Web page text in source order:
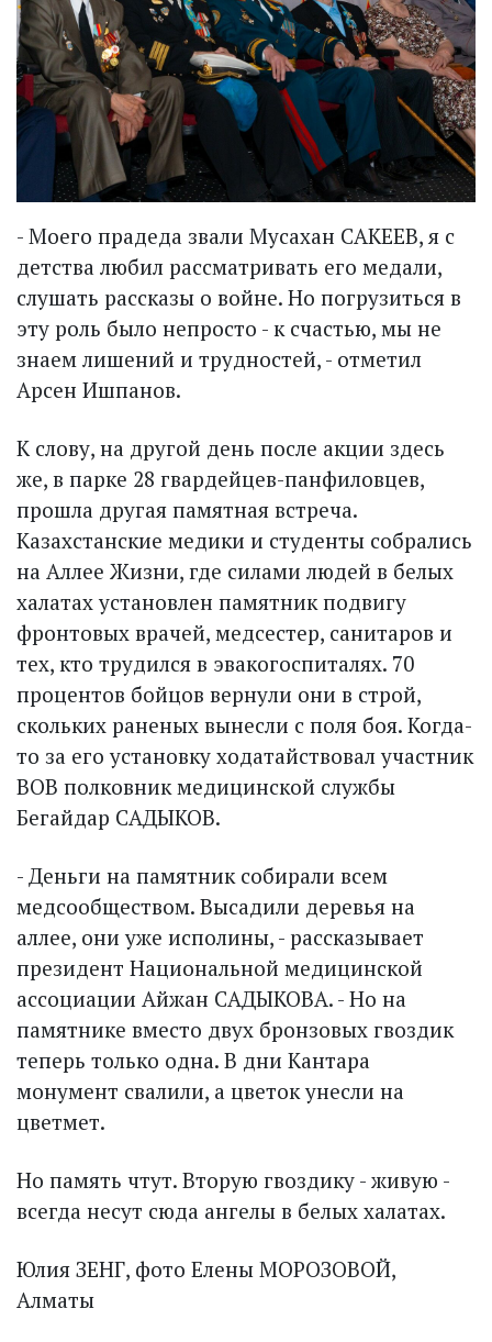
- Моего прадеда звали Мусахан САКЕЕВ, я с
детства любил рассматривать его медали,
слушать рассказы о войне. Но погрузиться в
эту роль было непросто - к счастью, мы не
знаем лишений и трудностей, - отметил
Арсен Ишпанов.
К слову, на другой день после акции здесь
же, в парке 28 гвардейцев-панфиловцев,
прошла другая памятная встреча.
Казахстанские медики и студенты собрались
на Аллее Жизни, где силами людей в белых
халатах установлен памятник подвигу
фронтовых врачей, медсестер, санитаров и
тех, кто трудился в эвакогоспиталях. 70
процентов бойцов вернули они в строй,
скольких раненых вынесли с поля боя. Когда-
то за его установку ходатайствовал участник
ВОВ полковник медицинской службы
Бегайдар САДЫКОВ.
- Деньги на памятник собирали всем
медсообществом. Высадили деревья на
аллее, они уже исполины, - рассказывает
президент Национальной медицинской
ассоциации Айжан САДЫКОВА. - Но на
памятнике вместо двух бронзовых гвоздик
теперь только одна. В дни Кантара
монумент свалили, а цветок унесли на
цветмет.
Но память чтут. Вторую гвоз­дику - живую -
всегда несут сюда ангелы в белых халатах.
Юлия ЗЕНГ, фото Елены МОРОЗОВОЙ,
Алматы